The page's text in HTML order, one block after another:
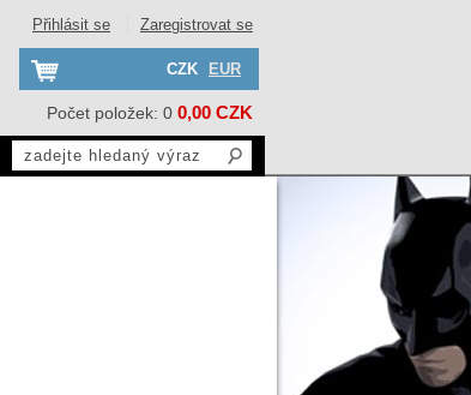
Počet položek: 0 0,00 CZK
CZK EUR
Přihlásit se Zaregistrovat se